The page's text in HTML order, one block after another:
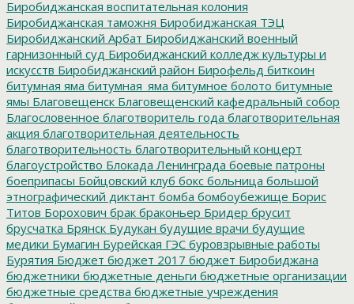
Биробиджанская воспитательная колония
Биробиджанская таможня Биробиджанская ТЭЦ
Биробиджанский Арбат Биробиджанский военный
гарнизонный суд Биробиджанский колледж культуры и
искусств Биробиджанский район Бирофельд биткоин
битумная яма битумная_яма битумное болото битумные
ямы Благовещенск Благовещенский кафедральный собор
Благословенное благотворитель года благотворительная
акция благотворительная деятельность
благотворительность благотворительный концерт
благоустройство Блокада Ленинграда боевые патроны
боеприпасы Бойцовский клуб бокс больница большой
этнографический диктант бомба бомбоубежище Борис
Титов Борохович брак браконьер Бридер брусит
брусчатка Брянск Будукан будущие врачи будущие
медики Бумагин Бурейская ГЭС буровзрывные работы
Бурятия Бюджет бюджет 2017 бюджет Биробиджана
бюджетники бюджетные деньги бюджетные организации
бюджетные средства бюджетные учреждения